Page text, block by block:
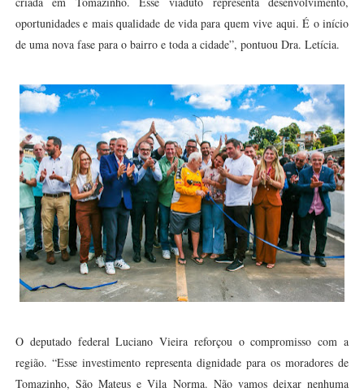
oportunidades e mais qualidade de vida para quem vive aqui. É o início
de uma nova fase para o bairro e toda a cidade”, pontuou Dra. Letícia.
O deputado federal Luciano Vieira reforçou o compromisso com a
região. “Esse investimento representa dignidade para os moradores de
Tomazinho, São Mateus e Vila Norma. Não vamos deixar nenhuma